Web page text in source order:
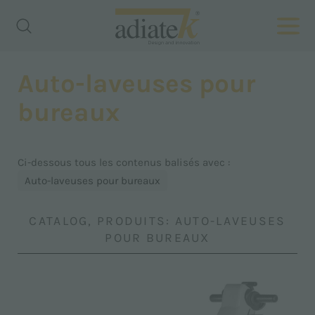
Auto-laveuses pour
bureaux
Ci-dessous tous les contenus balisés avec :
Auto-laveuses pour bureaux
CATALOG, PRODUITS: AUTO-LAVEUSES
POUR BUREAUX